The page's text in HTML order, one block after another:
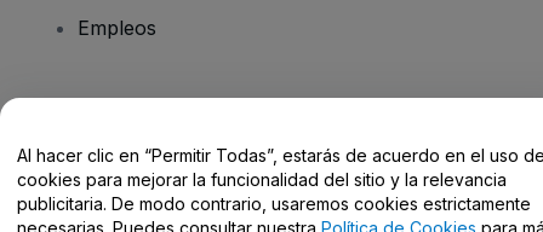
Empleos
Centro de Ayuda / Contacto
Al hacer clic en “Permitir Todas”, estarás de acuerdo en el uso
cookies para mejorar la funcionalidad del sitio y la relevancia
publicitaria. De modo contrario, usaremos cookies estrictamente
necesarias. Puedes consultar nuestra Política de Cookies para